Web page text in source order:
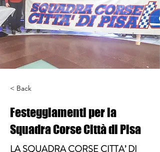
< Back
Festeggiamenti per la
Squadra Corse Città di Pisa
LA SQUADRA CORSE CITTA’ DI